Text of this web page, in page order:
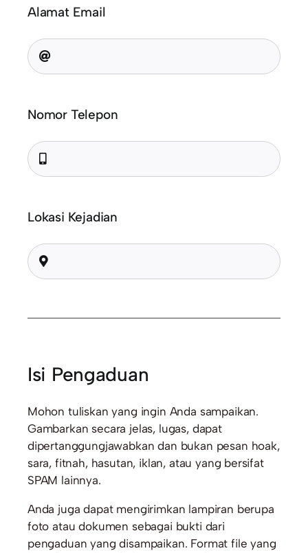
Alamat Email
Nomor Telepon
Lokasi Kejadian
Isi Pengaduan
Mohon tuliskan yang ingin Anda sampaikan.
Gambarkan secara jelas, lugas, dapat
dipertanggungjawabkan dan bukan pesan hoak,
sara, fitnah, hasutan, iklan, atau yang bersifat
SPAM lainnya.
Anda juga dapat mengirimkan lampiran berupa
foto atau dokumen sebagai bukti dari
pengaduan yang disampaikan. Format file yang